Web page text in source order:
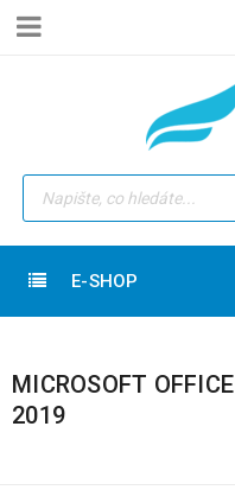
E-SHOP
MICROSOFT OFFICE
2019